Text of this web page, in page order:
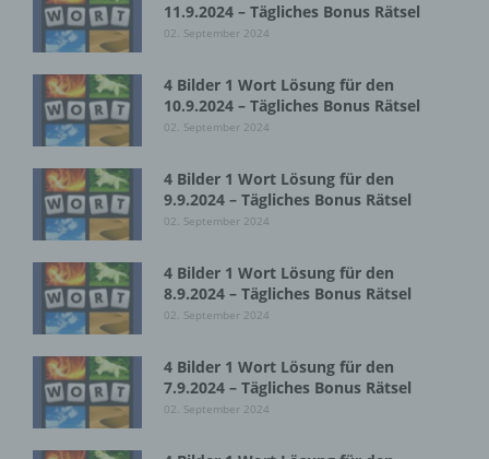
11.9.2024 – Tägliches Bonus Rätsel
02. September 2024
4 Bilder 1 Wort Lösung für den
10.9.2024 – Tägliches Bonus Rätsel
02. September 2024
4 Bilder 1 Wort Lösung für den
9.9.2024 – Tägliches Bonus Rätsel
02. September 2024
4 Bilder 1 Wort Lösung für den
8.9.2024 – Tägliches Bonus Rätsel
02. September 2024
4 Bilder 1 Wort Lösung für den
7.9.2024 – Tägliches Bonus Rätsel
02. September 2024
Cookies / SessionStorage / LocalStorage
genannte Cookies, LocalStorage und
SessionStorage. Dies dient dazu, unser Angebot
nutzerfreundlicher, effektiver und sicherer zu
machen. Local Storage und SessionStorage ist
eine Technologie, mit welcher ihr Browser Daten
auf Ihrem Computer oder mobilen Gerät
abspeichert. Cookies sind Textdateien, welche
über einen Internetbrowser auf einem
Computersystem abgelegt und gespeichert
werden. Sie können die Verwendung von Cookies,
LocalStorage und SessionStorage durch
entsprechende Einstellung in Ihrem Browser
Zahlreiche Internetseiten und Server verwenden
Cookies. Viele Cookies enthalten eine sogenannte
Cookie-ID. Eine Cookie-ID ist eine eindeutige